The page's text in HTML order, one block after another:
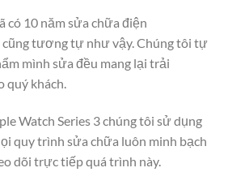
có 10 năm sửa chữa điện
cũng tương tự như vậy. Chúng tôi tự
mình sửa đều mang lại trải
quý khách.
Watch Series 3 chúng tôi sử dụng
quy trình sửa chữa luôn minh bạch
dõi trực tiếp quá trình này.